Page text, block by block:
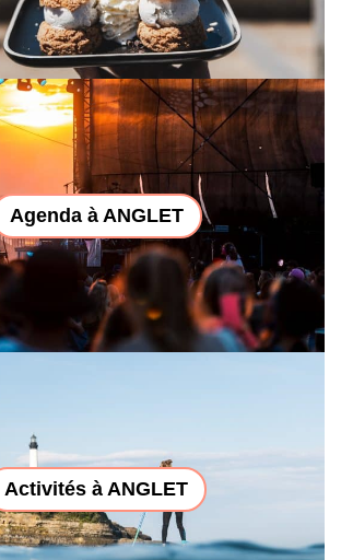
Agenda à ANGLET
Activités à ANGLET